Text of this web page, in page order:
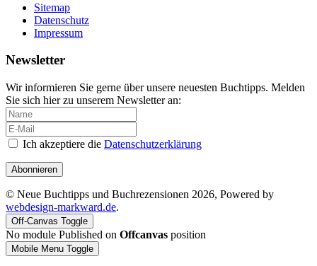
Sitemap
Datenschutz
Impressum
Newsletter
Wir informieren Sie gerne über unsere neuesten Buchtipps. Melden
Sie sich hier zu unserem Newsletter an:
Ich akzeptiere die Datenschutzerklärung
Abonnieren
© Neue Buchtipps und Buchrezensionen 2026, Powered by
webdesign-markward.de.
Off-Canvas Toggle
No module Published on Offcanvas position
Mobile Menu Toggle